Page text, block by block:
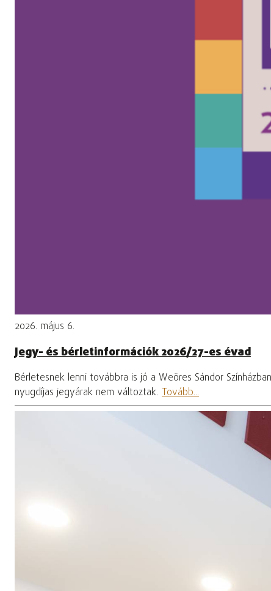
2026. május 6.
Jegy- és bérletinformációk 2026/27-es évad
Bérletesnek lenni továbbra is jó a Weöres Sándor
nyugdíjas jegyárak nem változtak. Tovább...